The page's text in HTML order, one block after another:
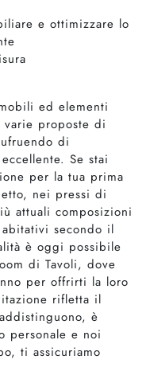
e ottimizzare lo
ed elementi
varie proposte di
di
Se stai
per la tua prima
nei pressi di
attuali composizioni
secondo il
è oggi possibile
di Tavoli, dove
per offrirti la loro
rifletta il
è
personale e noi
ti assicuriamo